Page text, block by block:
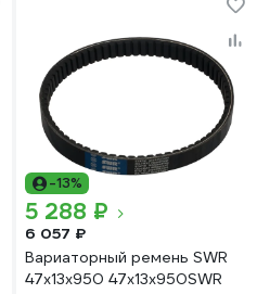
-13%
5 288 ₽
6 057 ₽
Вариаторный ремень SWR
47x13x950 47x13x950SWR